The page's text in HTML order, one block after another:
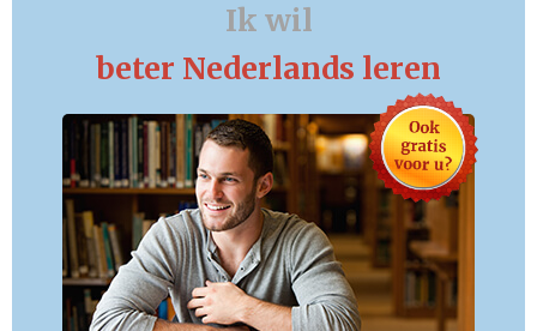
Ik wil
beter Nederlands leren